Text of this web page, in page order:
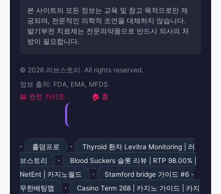
본 사이트의 모든 정보는 교육 및 참고 목적으로만 제
공되며, 전문적인 의학적 조언을 대체하지 않습니다.
발기부전 치료제는 전문의약품으로 반드시 의사의 처
방이 필요합니다.
© 2026 러브스토리. All rights reserved.
정보 출처: FDA, EMA, MFDS
📖 완전 가이드 🏠 홈
· 홀덤프로 ·
Thyroid 환자 Levitra Monitoring | 러
브스토리
·
Blood Suckers 슬롯 리뷰 | RTP 98.00% |
NetEnt | 카지노월드
·
Stamford bridge 가이드 #6 -
무한배팅맵
· Casino Term 268 | 카지노 가이드 | 카지